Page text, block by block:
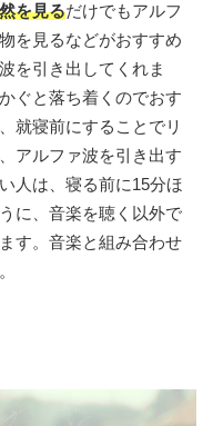
を見るだけでもアルフ
を見るなどがおすすめ
を引き出してくれま
ぐと落ち着くのでおす
就寝前にすることでリ
アルファ波を引き出す
人は、寝る前に15分ほ
に、音楽を聴く以外で
す。音楽と組み合わせ